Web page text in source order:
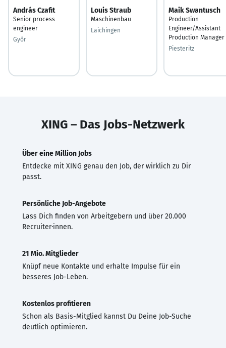
András Czafit
Senior process
engineer
Győr
Louis Straub
Maschinenbau
Laichingen
Maik Swantusch
Production
Engineer/Assistant
Production Manager
Piesteritz
XING – Das Jobs-Netzwerk
Über eine Million Jobs
Entdecke mit XING genau den Job, der wirklich zu Dir
passt.
Persönliche Job-Angebote
Lass Dich finden von Arbeitgebern und über 20.000
Recruiter·innen.
21 Mio. Mitglieder
Knüpf neue Kontakte und erhalte Impulse für ein
besseres Job-Leben.
Kostenlos profitieren
Schon als Basis-Mitglied kannst Du Deine Job-Suche
deutlich optimieren.